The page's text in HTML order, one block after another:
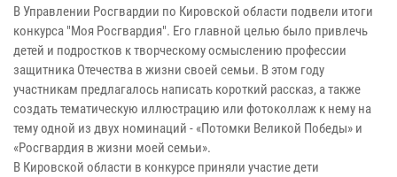
В Управлении Росгвардии по Кировской области подвели итоги
конкурса "Моя Росгвардия". Его главной целью было привлечь
детей и подростков к творческому осмыслению профессии
защитника Отечества в жизни своей семьи. В этом году
участникам предлагалось написать короткий рассказ, а также
создать тематическую иллюстрацию или фотоколлаж к нему на
тему одной из двух номинаций - «Потомки Великой Победы» и
«Росгвардия в жизни моей семьи».
В Кировской области в конкурсе приняли участие дети